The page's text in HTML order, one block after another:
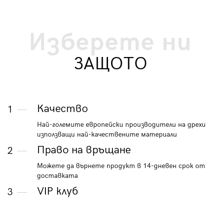
Изберете ни
ЗАЩОТО
1 Качество
Най-големите европейски производители на дрехи
използващи най-качествените материали
2 Право на връщане
Можете да върнете продукт в 14-дневен срок от
доставката
3 VIP клуб